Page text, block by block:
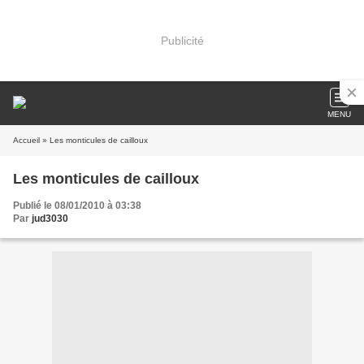
Publicité
MENU
Accueil » Les monticules de cailloux
Les monticules de cailloux
Publié le 08/01/2010 à 03:38
Par jud3030